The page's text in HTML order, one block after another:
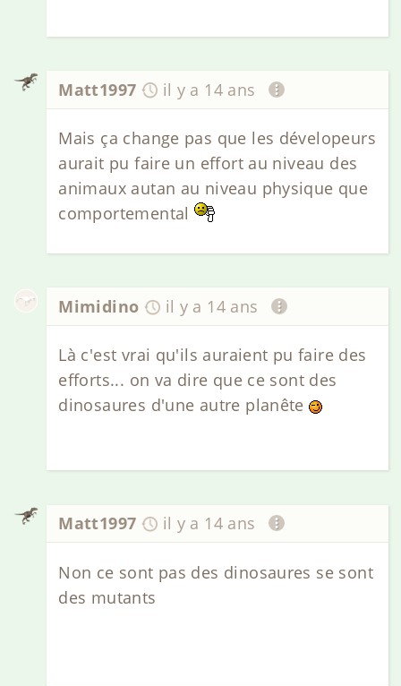
Matt1997 il y a 14 ans
Mais ça change pas que les dévelopeurs
aurait pu faire un effort au niveau des
animaux autan au niveau physique que
comportemental
Mimidino il y a 14 ans
Là c'est vrai qu'ils auraient pu faire des
efforts... on va dire que ce sont des
dinosaures d'une autre planête
Matt1997 il y a 14 ans
Non ce sont pas des dinosaures se sont
des mutants